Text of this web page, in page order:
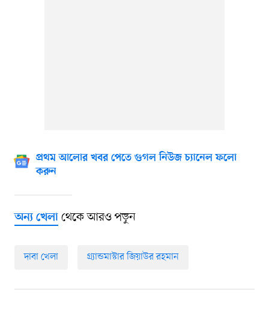
প্রথম আলোর খবর পেতে গুগল নিউজ চ্যানেল ফলো
করুন
অন্য খেলাথেকে আরও পড়ুন
দাবা খেলা গ্র্যান্ডমাস্টার জিয়াউর রহমান